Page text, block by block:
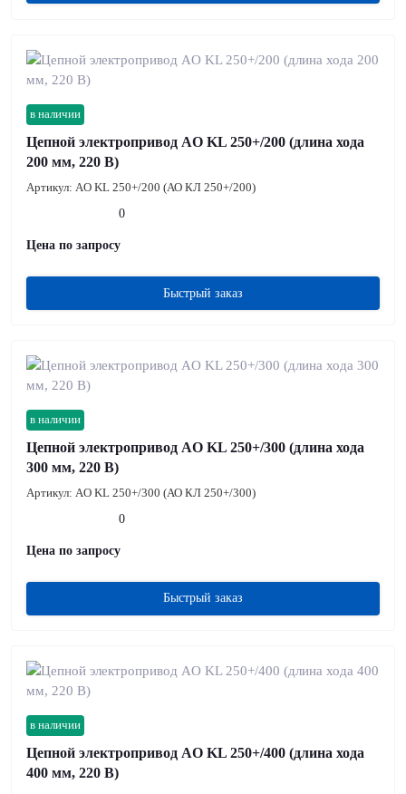
в наличии
Цепной электропривод AO KL 250+/200 (длина хода
200 мм, 220 В)
Артикул: AO KL 250+/200 (АО КЛ 250+/200)
0
Цена по запросу
Быстрый заказ
в наличии
Цепной электропривод AO KL 250+/300 (длина хода
300 мм, 220 В)
Артикул: AO KL 250+/300 (АО КЛ 250+/300)
0
Цена по запросу
Быстрый заказ
в наличии
Цепной электропривод AO KL 250+/400 (длина хода
400 мм, 220 В)